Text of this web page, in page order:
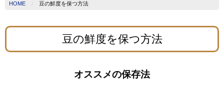
HOME 豆の鮮度を保つ方法
豆の鮮度を保つ方法
オススメの保存法